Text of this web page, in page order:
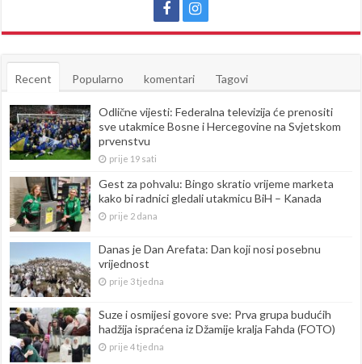
Recent Popularno komentari Tagovi
Odlične vijesti: Federalna televizija će prenositi
sve utakmice Bosne i Hercegovine na Svjetskom
prvenstvu
prije 19 sati
Gest za pohvalu: Bingo skratio vrijeme marketa
kako bi radnici gledali utakmicu BiH – Kanada
prije 2 dana
Danas je Dan Arefata: Dan koji nosi posebnu
vrijednost
prije 3 tjedna
Suze i osmijesi govore sve: Prva grupa budućih
hadžija ispraćena iz Džamije kralja Fahda (FOTO)
prije 4 tjedna